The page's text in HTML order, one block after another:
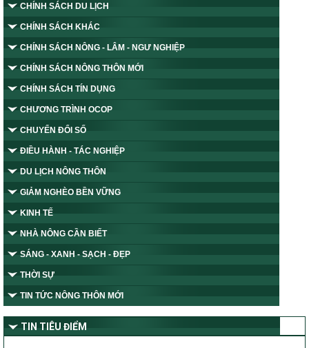
CHÍNH SÁCH DU LỊCH
CHÍNH SÁCH KHÁC
CHÍNH SÁCH NÔNG - LÂM - NGƯ NGHIỆP
CHÍNH SÁCH NÔNG THÔN MỚI
CHÍNH SÁCH TÍN DỤNG
CHƯƠNG TRÌNH OCOP
CHUYỂN ĐỔI SỐ
ĐIỀU HÀNH - TÁC NGHIỆP
DU LỊCH NÔNG THÔN
GIẢM NGHÈO BỀN VỮNG
KINH TẾ
NHÀ NÔNG CẦN BIẾT
SÁNG - XANH - SẠCH - ĐẸP
THỜI SỰ
TIN TỨC NÔNG THÔN MỚI
TIN TIÊU ĐIỂM